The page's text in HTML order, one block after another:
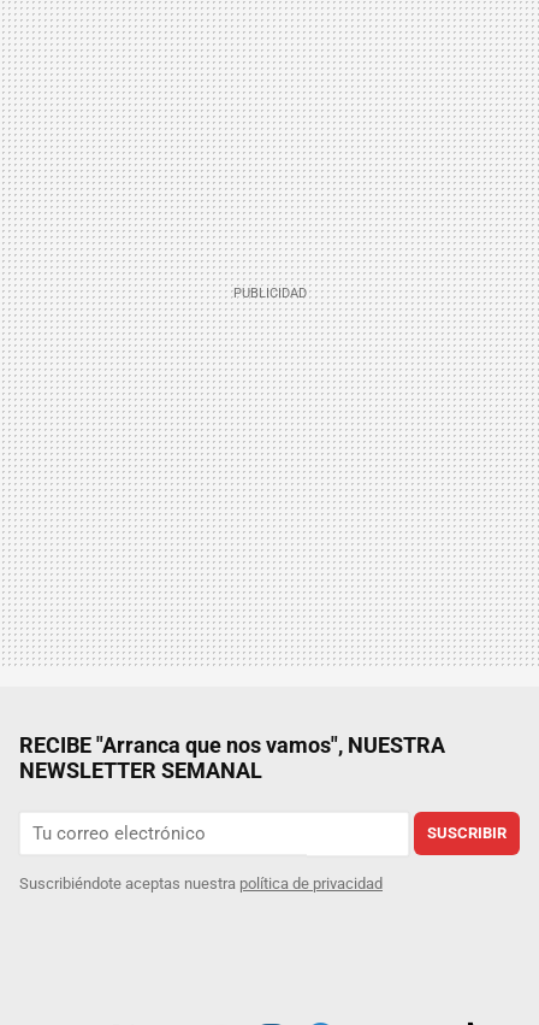
RECIBE "Arranca que nos vamos", NUESTRA
NEWSLETTER SEMANAL
SUSCRIBIR
Suscribiéndote aceptas nuestra política de privacidad